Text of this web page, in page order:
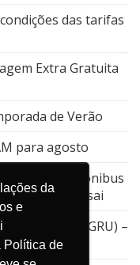
da
e
Política de
das tarifas
Extra Gratuita
de Verão
para agosto
embarque do ônibus
de Kansai
Guarulhos (GRU) –